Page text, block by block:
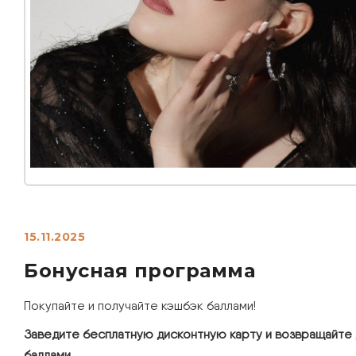
15.11.2025
Бонусная программа
Покупайте и получайте кэшбэк баллами!
Заведите бесплатную дисконтную карту и возвращайте